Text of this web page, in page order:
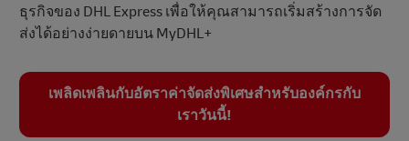
ธุรกิจของ DHL Express เพื่อให้คุณสามารถเริ่มสร้างการจัด
ส่งได้อย่างง่ายดายบน MyDHL+
เพลิดเพลินกับอัตราค่าจัดส่งพิเศษสําหรับองค์กรกับ
เราวันนี้!